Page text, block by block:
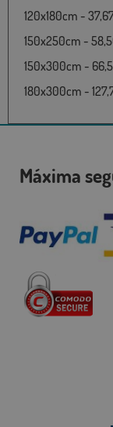
120x180cm -
150x250cm -
150x300cm -
180x300cm -
Máxima